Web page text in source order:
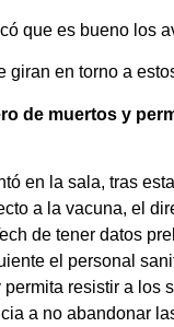
que es bueno los
giran en torno a
de muertos y
en la sala, tras
a la vacuna, el
de tener datos
el personal
resistir a
a no abandonar